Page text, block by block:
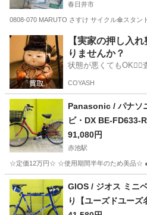
春日井市
0808-070 MARUTO さすけ サイクル傘スタ
愛知 春日井市 その他 MARUTO
【実家の押し入
りませんか？
状態が悪くてもOK🙆‍♀️
COYASH
Panasonic / パナソニック 電動アシスト自転車 ビ
ビ・DX BE-FD633-
ズドユーズ名古屋天
91,080円
赤池駅
☆定価12万円☆ ☆使用期間半年のため美品☆ ●
愛知 日進市 電動アシス
GIOS / ジオス ミニベロ FELUCA 20インチ
り【ユーズドユー